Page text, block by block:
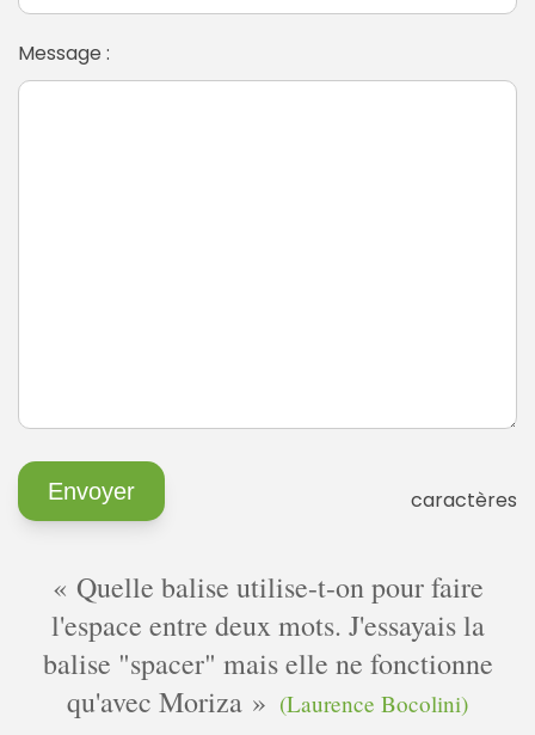
Message :
caractères
Quelle balise utilise-t-on pour faire
l'espace entre deux mots. J'essayais la
balise "spacer" mais elle ne fonctionne
qu'avec Moriza
(Laurence Bocolini)